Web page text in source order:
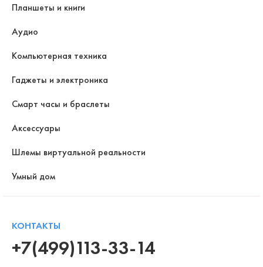
Планшеты и книги
Аудио
Компьютерная техника
Гаджеты и электроника
Смарт часы и браслеты
Аксессуары
Шлемы виртуальной реальности
Умный дом
КОНТАКТЫ
+7(499)113-33-14